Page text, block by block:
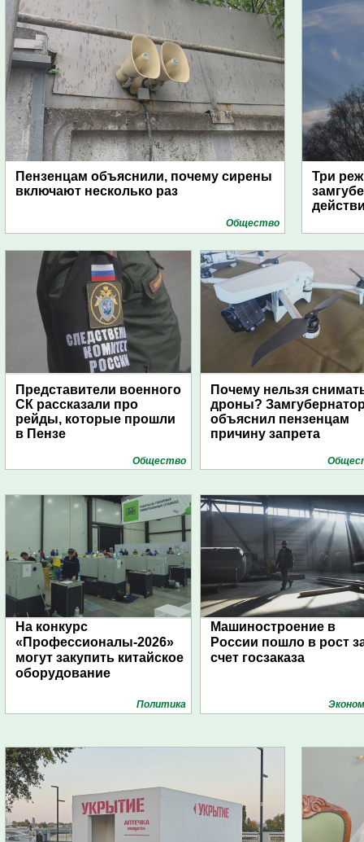
Пензенцам объяснили, почему сирены
включают несколько раз
Общество
Три
Представители военного
СК рассказали про
рейды, которые прошли
в Пензе
Общество
Почему нельзя
дроны?
объяснил пензенцам
причину запрета
На конкурс
«Профессионалы-2026»
могут закупить китайское
оборудование
Политика
Машиностроение в
России пошло в рост
счет госзаказа